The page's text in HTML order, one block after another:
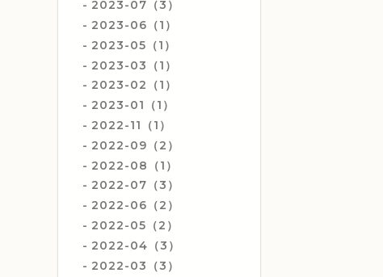
2023-07（3）
2023-06（1）
2023-05（1）
2023-03（1）
2023-02（1）
2023-01（1）
2022-11（1）
2022-09（2）
2022-08（1）
2022-07（3）
2022-06（2）
2022-05（2）
2022-04（3）
2022-03（3）